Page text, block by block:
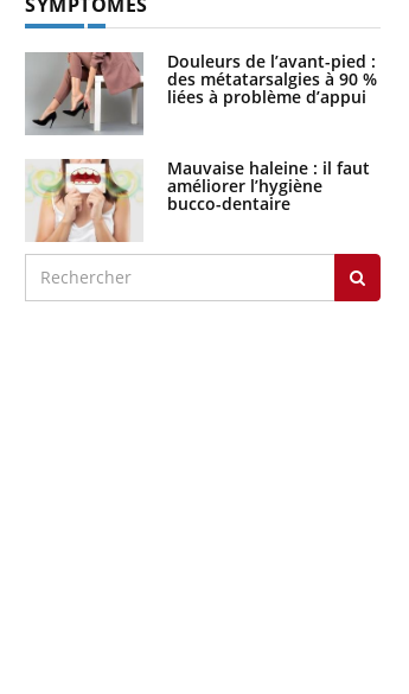
Douleurs de l’avant-pied :
des métatarsalgies à 90 %
liées à problème d’appui
Mauvaise haleine : il faut
améliorer l’hygiène
bucco-dentaire